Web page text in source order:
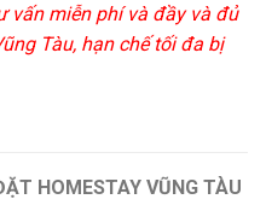
vấn miễn phí và đầy và đủ
Tàu, hạn chế tối đa bị
HOMESTAY VŨNG TÀU